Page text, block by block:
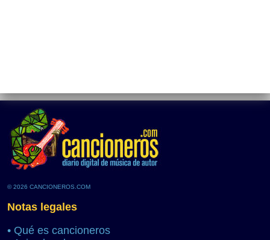
© 2026 CANCIONEROS.COM
Notas legales
• Qué es cancioneros